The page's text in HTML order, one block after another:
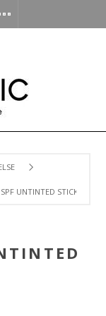
UNTINTED STICK, 20 G